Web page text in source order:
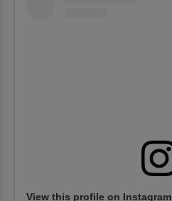
View this profile on Instagram